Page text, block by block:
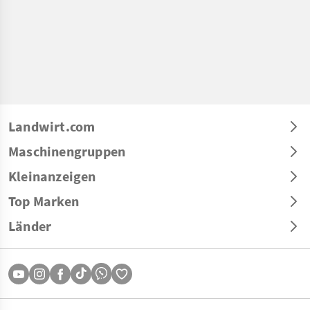
Landwirt.com
Maschinengruppen
Kleinanzeigen
Top Marken
Länder